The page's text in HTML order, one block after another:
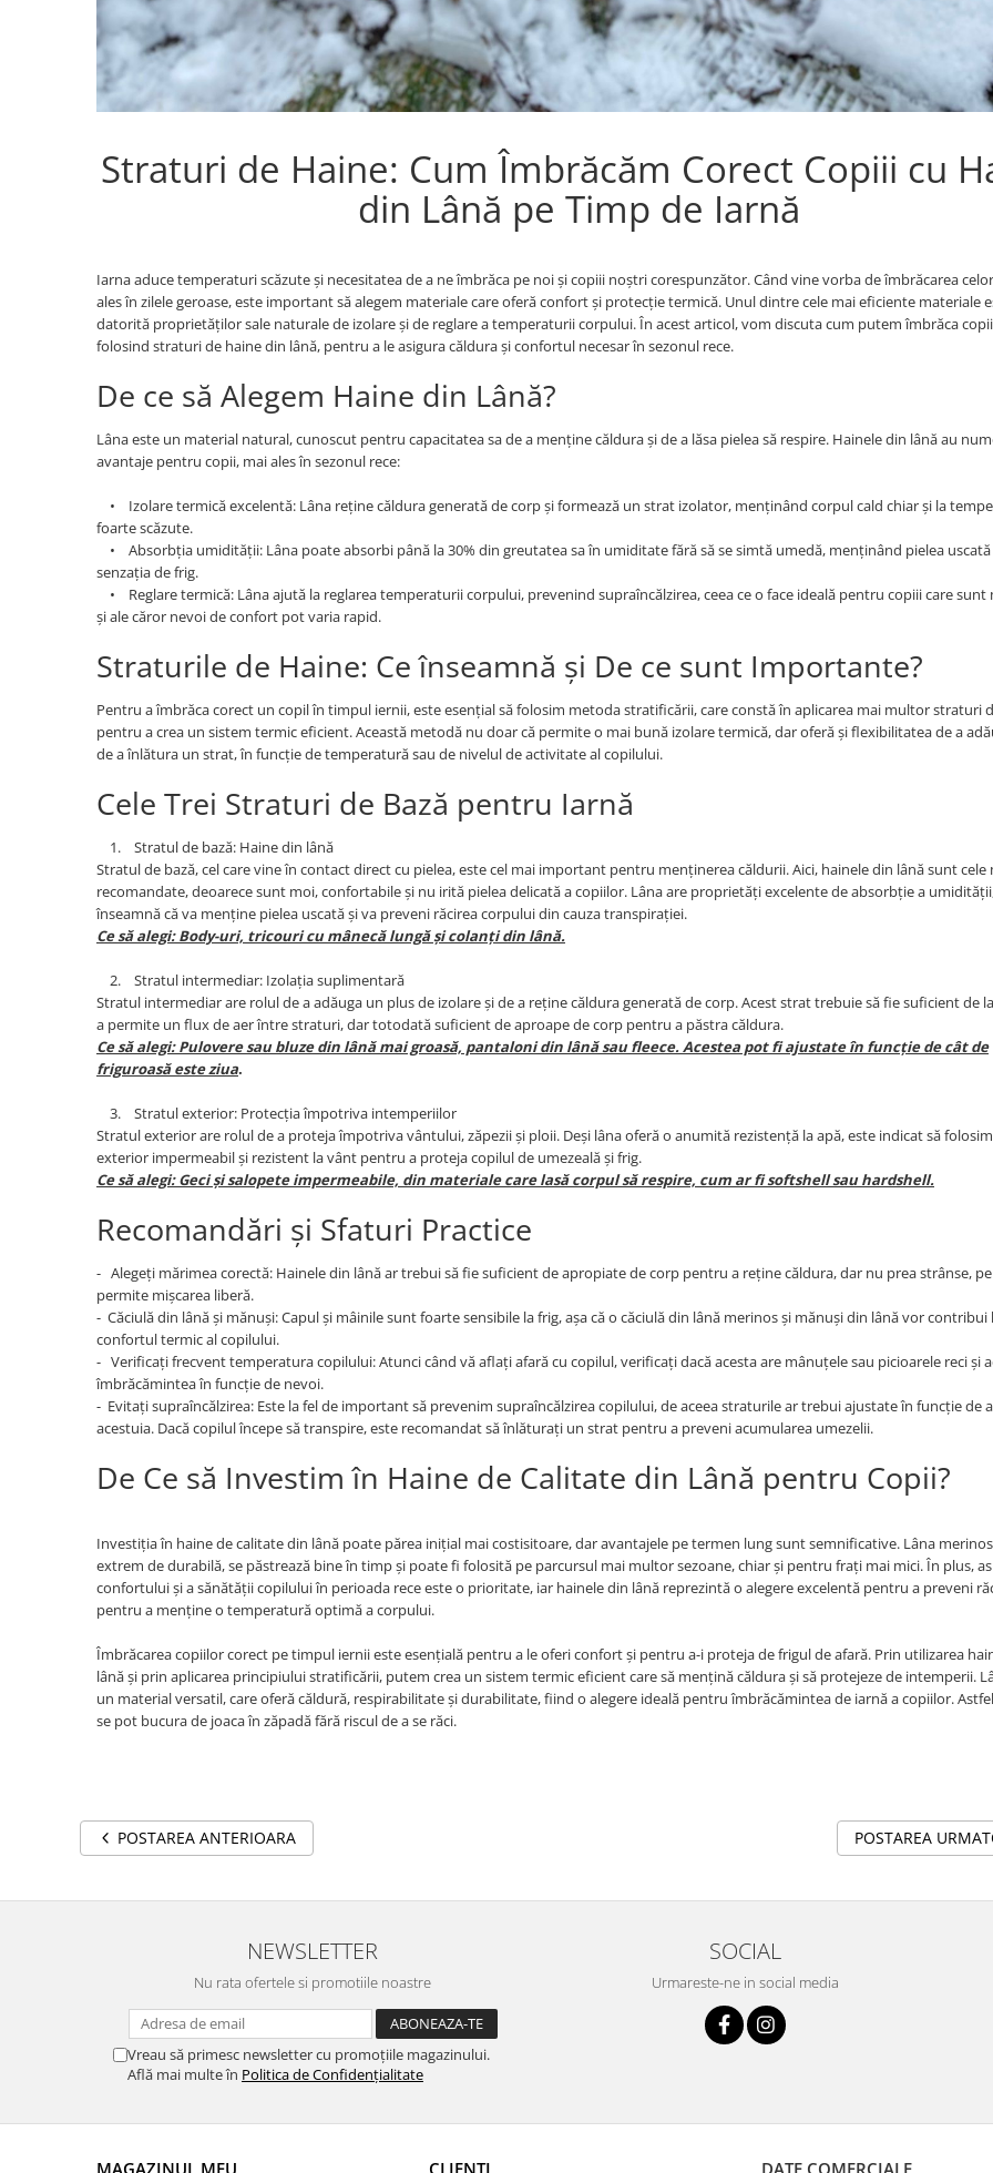
Straturi de Haine: Cum Îmbrăcăm Corect Copiii cu
din Lână pe Timp de Iarnă
Iarna aduce temperaturi scăzute și necesitatea de a ne îmbrăca pe noi și copiii noștri corespunzător. Când vine vorba de îmbrăcarea
ales în zilele geroase, este important să alegem materiale care oferă confort și protecție termică. Unul dintre cele mai eficiente materiale
datorită proprietăților sale naturale de izolare și de reglare a temperaturii corpului. În acest articol, vom discuta cum putem îmbrăca
folosind straturi de haine din lână, pentru a le asigura căldura și confortul necesar în sezonul rece.
De ce să Alegem Haine din Lână?
Lâna este un material natural, cunoscut pentru capacitatea sa de a menține căldura și de a lăsa pielea să respire. Hainele din lână au
avantaje pentru copii, mai ales în sezonul rece:
• Izolare termică excelentă: Lâna reține căldura generată de corp și formează un strat izolator, menținând corpul cald chiar și la
foarte scăzute.
• Absorbția umidității: Lâna poate absorbi până la 30% din greutatea sa în umiditate fără să se simtă umedă, menținând pielea
senzația de frig.
• Reglare termică: Lâna ajută la reglarea temperaturii corpului, prevenind supraîncălzirea, ceea ce o face ideală pentru copiii care sunt
și ale căror nevoi de confort pot varia rapid.
Straturile de Haine: Ce înseamnă și De ce sunt Importante?
Pentru a îmbrăca corect un copil în timpul iernii, este esențial să folosim metoda stratificării, care constă în aplicarea mai multor straturi
pentru a crea un sistem termic eficient. Această metodă nu doar că permite o mai bună izolare termică, dar oferă și flexibilitatea de a
de a înlătura un strat, în funcție de temperatură sau de nivelul de activitate al copilului.
Cele Trei Straturi de Bază pentru Iarnă
1. Stratul de bază: Haine din lână
Stratul de bază, cel care vine în contact direct cu pielea, este cel mai important pentru menținerea căldurii. Aici, hainele din lână sunt cele
recomandate, deoarece sunt moi, confortabile și nu irită pielea delicată a copiilor. Lâna are proprietăți excelente de absorbție a
înseamnă că va menține pielea uscată și va preveni răcirea corpului din cauza transpirației.
Ce să alegi: Body-uri, tricouri cu mânecă lungă și colanți din lână.
2. Stratul intermediar: Izolația suplimentară
Stratul intermediar are rolul de a adăuga un plus de izolare și de a reține căldura generată de corp. Acest strat trebuie să fie suficient de
a permite un flux de aer între straturi, dar totodată suficient de aproape de corp pentru a păstra căldura.
Ce să alegi: Pulovere sau bluze din lână mai groasă, pantaloni din lână sau fleece. Acestea pot fi ajustate în funcție de cât de
friguroasă este ziua.
3. Stratul exterior: Protecția împotriva intemperiilor
Stratul exterior are rolul de a proteja împotriva vântului, zăpezii și ploii. Deși lâna oferă o anumită rezistență la apă, este indicat să
exterior impermeabil și rezistent la vânt pentru a proteja copilul de umezeală și frig.
Ce să alegi: Geci și salopete impermeabile, din materiale care lasă corpul să respire, cum ar fi softshell sau hardshell.
Recomandări și Sfaturi Practice
- Alegeți mărimea corectă: Hainele din lână ar trebui să fie suficient de apropiate de corp pentru a reține căldura, dar nu prea strânse,
permite mișcarea liberă.
- Căciulă din lână și mănuși: Capul și mâinile sunt foarte sensibile la frig, așa că o căciulă din lână merinos și mănuși din lână vor contribui
confortul termic al copilului.
- Verificați frecvent temperatura copilului: Atunci când vă aflați afară cu copilul, verificați dacă acesta are mânuțele sau picioarele reci și
îmbrăcămintea în funcție de nevoi.
- Evitați supraîncălzirea: Este la fel de important să prevenim supraîncălzirea copilului, de aceea straturile ar trebui ajustate în funcție de
acestuia. Dacă copilul începe să transpire, este recomandat să înlăturați un strat pentru a preveni acumularea umezelii.
De Ce să Investim în Haine de Calitate din Lână pentru Copii?
Investiția în haine de calitate din lână poate părea inițial mai costisitoare, dar avantajele pe termen lung sunt semnificative. Lâna
extrem de durabilă, se păstrează bine în timp și poate fi folosită pe parcursul mai multor sezoane, chiar și pentru frați mai mici. În plus,
confortului și a sănătății copilului în perioada rece este o prioritate, iar hainele din lână reprezintă o alegere excelentă pentru a preveni
pentru a menține o temperatură optimă a corpului.
Îmbrăcarea copiilor corect pe timpul iernii este esențială pentru a le oferi confort și pentru a-i proteja de frigul de afară. Prin utilizarea
lână și prin aplicarea principiului stratificării, putem crea un sistem termic eficient care să mențină căldura și să protejeze de intemperii.
un material versatil, care oferă căldură, respirabilitate și durabilitate, fiind o alegere ideală pentru îmbrăcămintea de iarnă a copiilor.
se pot bucura de joaca în zăpadă fără riscul de a se răci.
POSTAREA
POSTAREA ANTERIOARA
NEWSLETTER
Nu rata ofertele si promotiile noastre
Vreau să primesc newsletter cu promoțiile magazinului.
Află mai multe în Politica de Confidențialitate
SOCIAL
Urmareste-ne in social media
MAGAZINUL MEU CLIENȚI DATE COMERCIALE